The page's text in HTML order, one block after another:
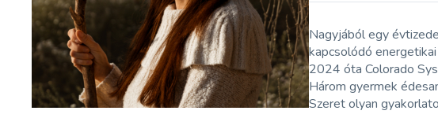
Nagyjából egy
kapcsolódó
2024 óta Colorado
Három gyermek
Szeret olyan